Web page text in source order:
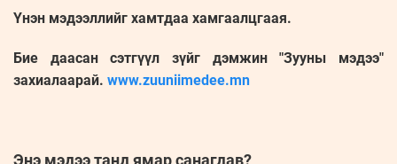
Үнэн мэдээллийг хамтдаа хамгаалцгаая.
Бие даасан сэтгүүл зүйг дэмжин "Зууны мэдээ"
захиалаарай. www.zuuniimedee.mn
Энэ мэдээ танд ямар санагдав?